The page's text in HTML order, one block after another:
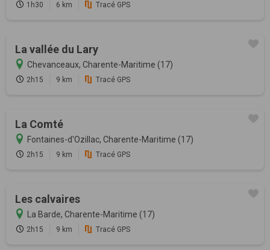
1h30 6 km Tracé GPS
La vallée du Lary
Chevanceaux, Charente-Maritime (17)
2h15 9 km Tracé GPS
La Comté
Fontaines-d'Ozillac, Charente-Maritime (17)
2h15 9 km Tracé GPS
Les calvaires
La Barde, Charente-Maritime (17)
2h15 9 km Tracé GPS